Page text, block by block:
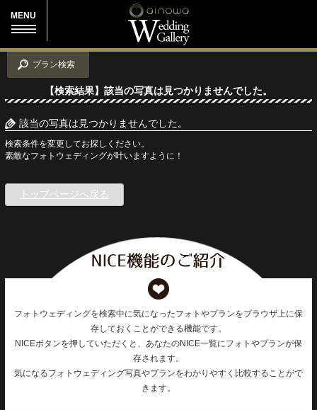
MENU
プラン検索
【検索結果】該当の写真は見つかりませんでした。
該当の写真は見つかりませんでした。
検索条件を変更してお探しください。
素敵なフォトウェディングが叶いますように！
トップページへ戻る
フォトウェディングを検索中に気になったフォトやプランをブラウザ上に保
存しておくことができる機能です。
NICEボタンを押していただくと、あなたのNICE一覧にフォトやプランが保
存されます。
気になるフォトウェディング写真やプランをわかりやすく比較することがで
きます。